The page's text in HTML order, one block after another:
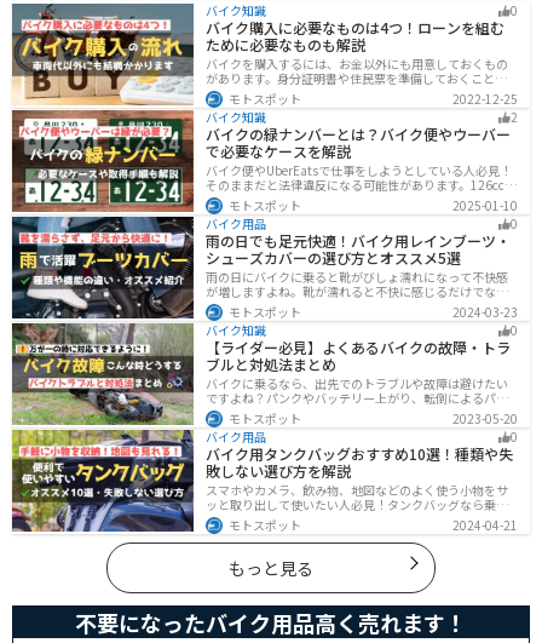
バイク知識 0
バイク購入に必要なものは4つ！ローンを組む
ために必要なものも解説
バイクを購入するには、お金以外にも用意しておくもの
があります。身分証明書や住民票を準備しておくことで
購入ギリギリになって慌てずに済むので、しっかりと準
備しておきましょう。
モトスポット
2022-12-25
バイク知識
2
バイクの緑ナンバーとは？バイク便やウーバー
で必要なケースを解説
バイク便やUberEatsで仕事をしようとしている人必見！
そのままだと法律違反になる可能性があります。126cc以
上のバイクで運送事業を行う場合、緑ナンバー（事業
用）が必要になります。本記事では緑ナンバーの必要な
ケースや取得方法を解説します。
モトスポット
2025-01-10
バイク用品
0
雨の日でも足元快適！バイク用レインブーツ・
シューズカバーの選び方とオススメ5選
雨の日にバイクに乗ると靴がびしょ濡れになって不快感
が増しますよね。靴が濡れると不快に感じるだけでなく
操作性にも影響が出るので事故の原因にもなります。ブ
ーツカバーを使うことで靴を雨や汚れから防ぐことがで
きます。防風効果もあるので寒さ対策にもなります。
モトスポット
2024-03-23
バイク知識
0
【ライダー必見】よくあるバイクの故障・トラ
ブルと対処法まとめ
バイクに乗るなら、出先でのトラブルや故障は避けたい
ですよね？パンクやバッテリー上がり、転倒によるパー
ツの破損、鍵紛失などよくあるトラブルと対処法を徹底
的にまとめました！実際に遭遇しなくても対処法を知
り、事前に準備しておくようにしましょう。
モトスポット
2023-05-20
バイク用品
0
バイク用タンクバッグおすすめ10選！種類や失
敗しない選び方を解説
スマホやカメラ、飲み物、地図などのよく使う小物をサ
ッと取り出して使いたい人必見！タンクバッグなら乗車
中でも簡単に荷物を確認できます。脱着もマグネットや
吸盤でつけるだけで非常に簡単、しっかり固定したい人
はベルトを使うこともできます。
モトスポット 2024-04-21
もっと見る
不要になったバイク用品高く売れます！